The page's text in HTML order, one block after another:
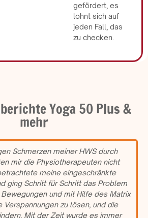
gefördert, es
lohnt sich auf
jeden Fall, das
zu checken.
Yoga 50 Plus &
mehr
Schmerzen meiner HWS durch
mir die Physiotherapeuten nicht
meine eingeschränkte
ging Schritt für Schritt das Problem
und mit Hilfe des Matrix
Verspannungen zu lösen, und die
Mit der Zeit wurde es immer